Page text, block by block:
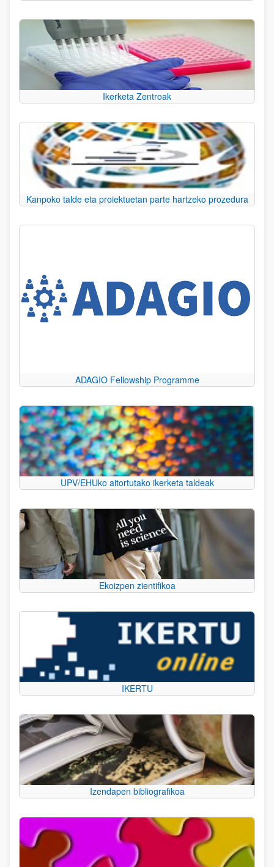
Ikerketa Zentroak
Kanpoko talde eta proiektuetan parte hartzeko prozedura
ADAGIO Fellowship Programme
UPV/EHUko aitortutako ikerketa taldeak
Ekoizpen zientifikoa
IKERTU
Izendapen bibliografikoa